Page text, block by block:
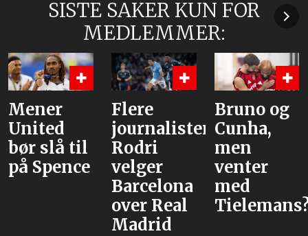
SISTE SAKER KUN FOR
MEDLEMMER:
Mener
United
bør slå til
på Spence
Flere
journalister:
Rodri
velger
Barcelona
over Real
Madrid
Bruno og
Cunha,
men
venter
med